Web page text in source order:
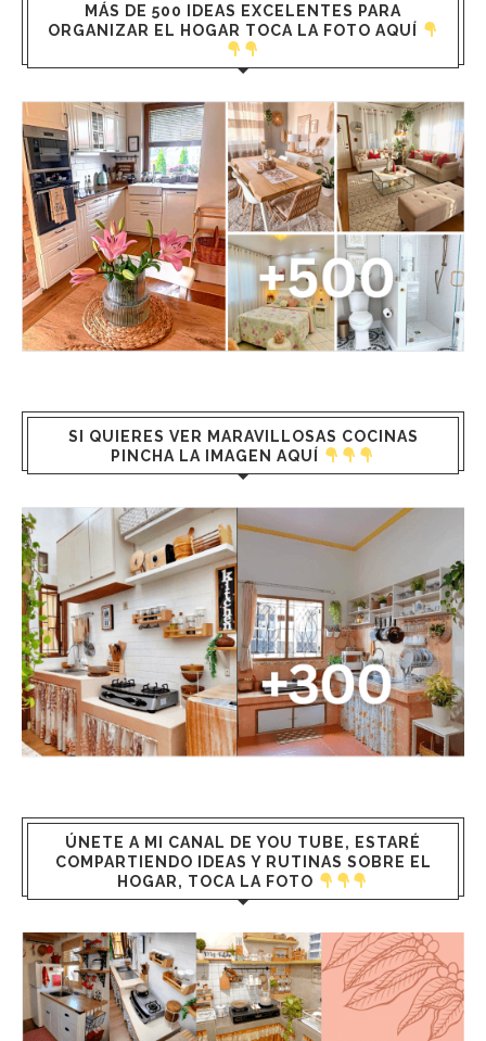
MÁS DE 500 IDEAS EXCELENTES PARA
ORGANIZAR EL HOGAR TOCA LA FOTO AQUÍ
SI QUIERES VER MARAVILLOSAS COCINAS
PINCHA LA IMAGEN AQUÍ
ÚNETE A MI CANAL DE YOU TUBE, ESTARÉ
COMPARTIENDO IDEAS Y RUTINAS SOBRE EL
HOGAR, TOCA LA FOTO